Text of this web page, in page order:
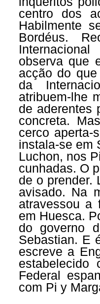
centro dos
Habilmente
Bordéus.
observa que
acção do
da
atribuem-lhe
de aderentes
concreta.
cerco aperta-
instala-se em
Luchon, nos
cunhadas. O
de o prender.
avisado. Na
atravessou a
em Huesca.
do governo
Sebastian. E
escreve a
estabelecido
Federal
com Pi y